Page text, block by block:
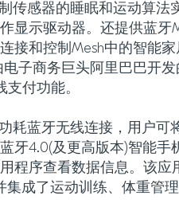
传感器的睡眠和运动算法
显示驱动器。还提供蓝牙
接和控制Mesh中的智能家
电子商务巨头阿里巴巴开
支付功能。
耗蓝牙无线连接，用户可
牙4.0(及更高版本)智能手
程序查看数据信息。该应
集成了运动训练、体重管